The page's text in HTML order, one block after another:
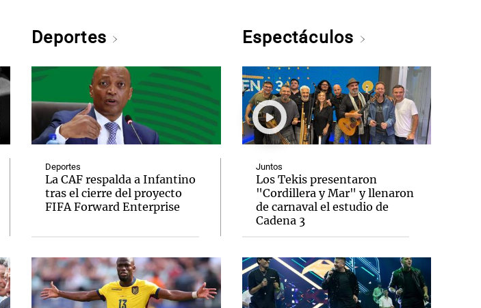
Deportes
Deportes
La CAF respalda a Infantino
tras el cierre del proyecto
FIFA Forward Enterprise
Espectáculos
Juntos
Los Tekis presentaron
"Cordillera y Mar" y llenaron
de carnaval el estudio de
Cadena 3